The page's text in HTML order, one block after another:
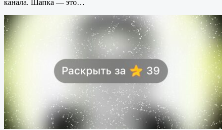
канала. Шапка — это…